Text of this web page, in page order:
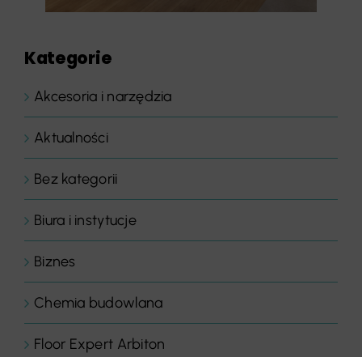
Kategorie
Akcesoria i narzędzia
Aktualności
Bez kategorii
Biura i instytucje
Biznes
Chemia budowlana
Floor Expert Arbiton